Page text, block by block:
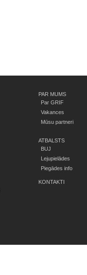
PAR MUMS
Par GRIF
Vakances
Mūsu partneri
ATBALSTS
BUJ
Lejupielādes
Piegādes info
KONTAKTI